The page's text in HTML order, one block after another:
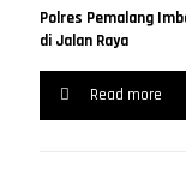
Polres Pemalang
di Jalan Raya
Read more